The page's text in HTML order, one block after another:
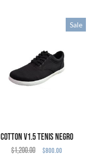
Sale
Cotton V1.5 Tenis Negro
(Defecto Cosmético)
$1,200.00 $800.00